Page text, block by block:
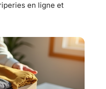
en ligne et